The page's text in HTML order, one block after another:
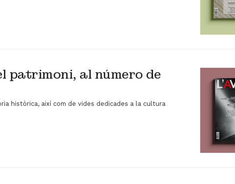
patrimoni, al número de
històrica, així com de vides dedicades a la cultura